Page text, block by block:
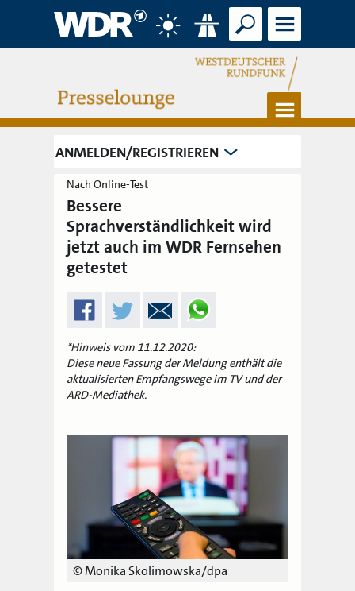
Verkehr
Suche Menü
Menü
ANMELDEN/REGISTRIEREN
Nach Online-Test
Bessere
Sprachverständlichkeit wird
jetzt auch im WDR Fernsehen
getestet
*Hinweis vom 11.12.2020:
Diese neue Fassung der Meldung enthält die
aktualisierten Empfangswege im TV und der
ARD-Mediathek.
© Monika Skolimowska/dpa